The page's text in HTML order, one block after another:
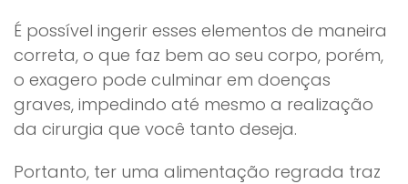
É possível ingerir esses elementos de maneira
correta, o que faz bem ao seu corpo, porém,
o exagero pode culminar em doenças
graves, impedindo até mesmo a realização
da cirurgia que você tanto deseja.
Portanto, ter uma alimentação regrada traz